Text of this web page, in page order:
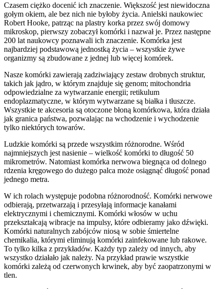
Czasem ciężko docenić ich znaczenie. Większość jest niewidoczna
gołym okiem, ale bez nich nie byłoby życia. Anielski naukowiec
Robert Hooke, patrząc na plastry korka przez swój domowy
mikroskop, pierwszy zobaczył komórki i nazwał je. Przez następne
200 lat naukowcy poznawali ich znaczenie. Komórka jest
najbardziej podstawową jednostką życia – wszystkie żywe
organizmy są zbudowane z jednej lub więcej komórek.
Nasze komórki zawierają zadziwiający zestaw drobnych struktur,
takich jak jądro, w którym znajduje się genom; mitochondria
odpowiedzialne za wytwarzanie energii; retikulum
endoplazmatyczne, w którym wytwarzane są białka i tłuszcze.
Wszystkie te akcesoria są otoczone błoną komórkowa, która działa
jak granica państwa, pozwalając na wchodzenie i wychodzenie
tylko niektórych towarów.
Ludzkie komórki są przede wszystkim różnorodne. Wśród
najmniejszych jest nasienie – wielkość komórki to długość 50
mikrometrów. Natomiast komórka nerwowa biegnąca od dolnego
rdzenia kręgowego do dużego palca może osiągnąć długość ponad
jednego metra.
W ich rolach występuje podobna różnorodność. Komórki nerwowe
odbierają, przetwarzają i przesyłają informacje kanałami
elektrycznymi i chemicznymi. Komórki włosów w uchu
przekształcają wibracje na impulsy, które odbieramy jako dźwięki.
Komórki naturalnych zabójców niosą w sobie śmiertelne
chemikalia, którymi eliminują komórki zainfekowane lub rakowe.
To tylko kilka z przykładów. Każdy typ zależy od innych, aby
wszystko działało jak należy. Na przykład prawie wszystkie
komórki zależą od czerwonych krwinek, aby być zaopatrzonymi w
tlen.